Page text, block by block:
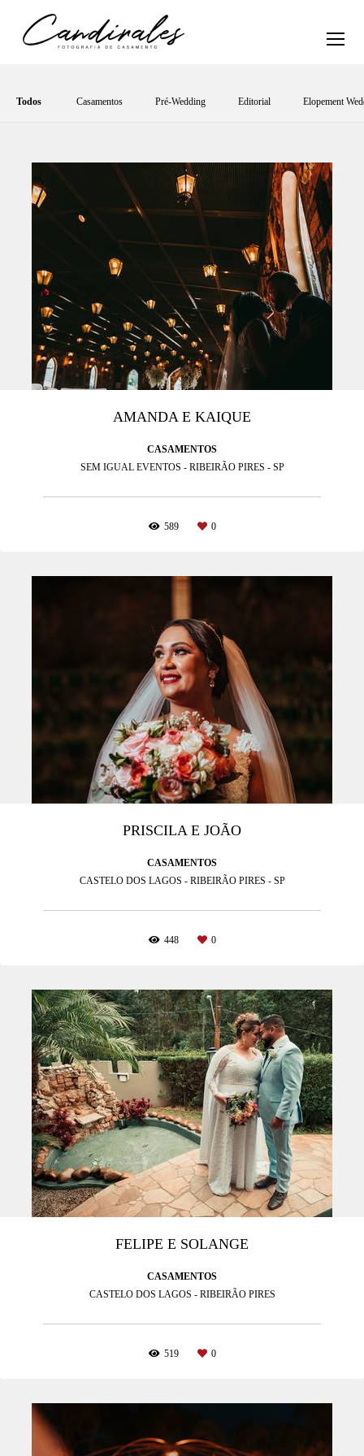
Todos Casamentos Pré-Wedding Editorial Elopement
AMANDA E KAIQUE
CASAMENTOS
SEM IGUAL EVENTOS - RIBEIRÃO PIRES - SP
589 0
PRISCILA E JOÃO
CASAMENTOS
CASTELO DOS LAGOS - RIBEIRÃO PIRES - SP
448 0
FELIPE E SOLANGE
CASAMENTOS
CASTELO DOS LAGOS - RIBEIRÃO PIRES
519 0